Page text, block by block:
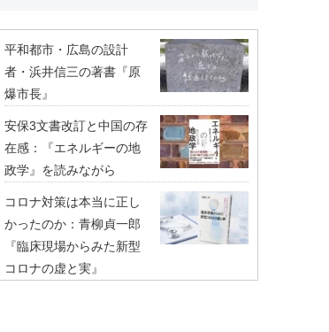
平和都市・広島の設計
者・浜井信三の著書『原
爆市長』
安保3文書改訂と中国の存
在感：『エネルギーの地
政学』を読みながら
コロナ対策は本当に正し
かったのか：青柳貞一郎
『臨床現場からみた新型
コロナの虚と実』